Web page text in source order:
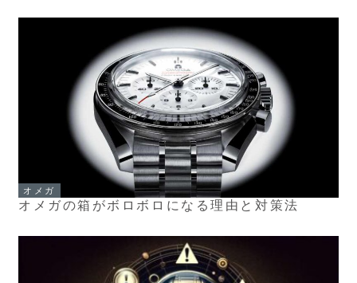
オメガ
オメガの箱がボロボロになる理由と対策法